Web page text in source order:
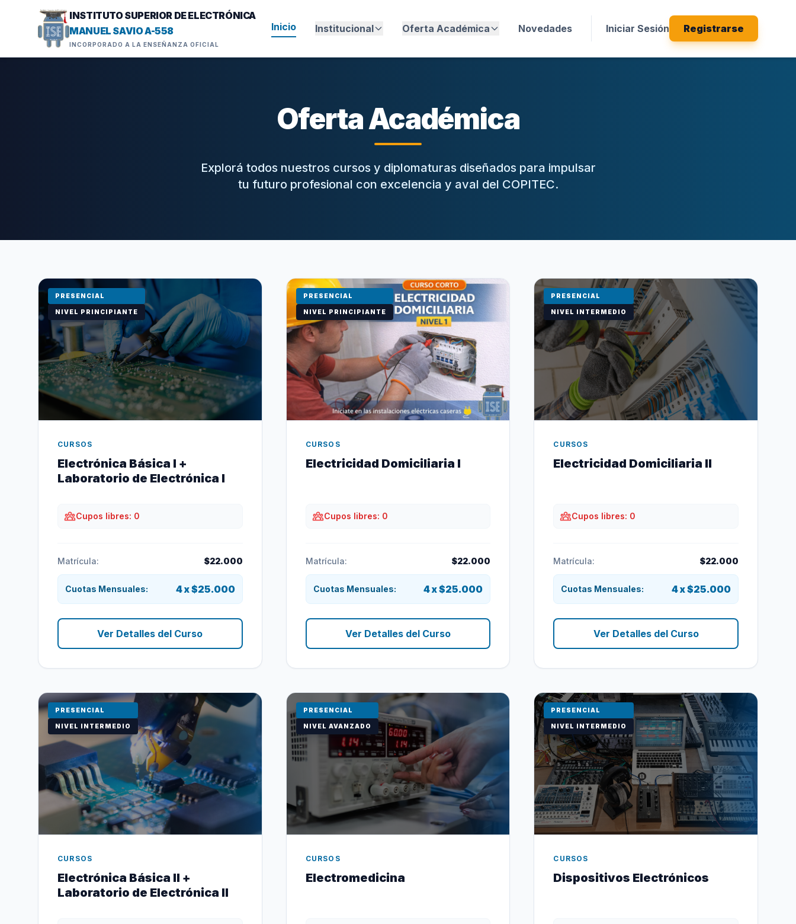
INSTITUTO SUPERIOR DE ELECTRÓNICA
MANUEL SAVIO A-558
INCORPORADO A LA ENSEÑANZA OFICIAL
Inicio Institucional Oferta Académica Novedades Iniciar Sesión Registrarse
Oferta Académica
Explorá todos nuestros cursos y diplomaturas diseñados para impulsar
tu futuro profesional con excelencia y aval del COPITEC.
PRESENCIAL
NIVEL PRINCIPIANTE
CURSOS
Electrónica Básica I +
Laboratorio de Electrónica I
Cupos libres: 0
Matrícula: $22.000
Cuotas Mensuales: 4 x $25.000
Ver Detalles del Curso
PRESENCIAL
NIVEL PRINCIPIANTE
CURSOS
Electricidad Domiciliaria I
Cupos libres: 0
Matrícula: $22.000
Cuotas Mensuales: 4 x $25.000
Ver Detalles del Curso
PRESENCIAL
NIVEL INTERMEDIO
CURSOS
Electricidad Domiciliaria II
Cupos libres: 0
Matrícula: $22.000
Cuotas Mensuales: 4 x $25.000
Ver Detalles del Curso
PRESENCIAL
NIVEL INTERMEDIO
CURSOS
Electrónica Básica II +
Laboratorio de Electrónica II
PRESENCIAL
NIVEL AVANZADO
CURSOS
Electromedicina
PRESENCIAL
NIVEL INTERMEDIO
CURSOS
Dispositivos Electrónicos